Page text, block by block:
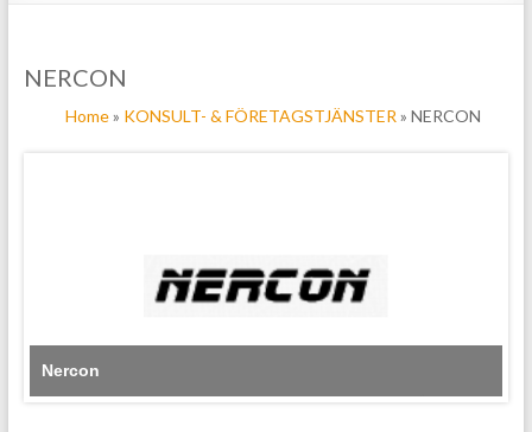
NERCON
Home» KONSULT- & FÖRETAGSTJÄNSTER » NERCON
Nercon